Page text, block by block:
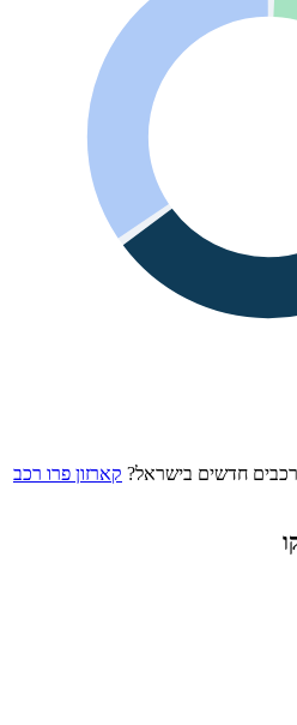
חדשים בישראל? קארזון פרו רכב